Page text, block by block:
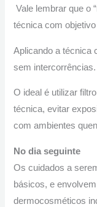
Vale lembrar que o
técnica com
Aplicando a técnica
sem intercorrências.
O ideal é utilizar
técnica, evitar
com ambientes
No dia seguinte
Os cuidados a
básicos, e
dermocosméticos